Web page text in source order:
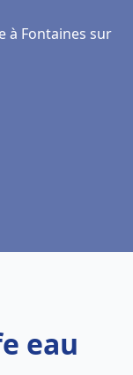
à Fontaines sur
eau